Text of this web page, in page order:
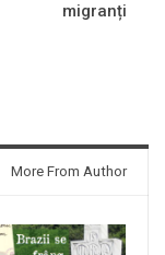
migranți
More From Author